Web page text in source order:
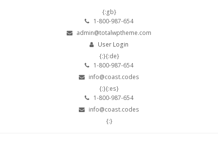
{:gb}
1-800-987-654
admin@totalwptheme.com
User Login
{:}{:de}
1-800-987-654
info@coast.codes
{:}{:es}
1-800-987-654
info@coast.codes
{:}